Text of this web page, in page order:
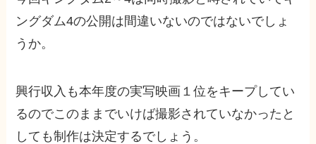
ングダム4の公開は間違いないのではないでしょ
うか。
興行収入も本年度の実写映画１位をキープしてい
るのでこのままでいけば撮影されていなかったと
しても制作は決定するでしょう。